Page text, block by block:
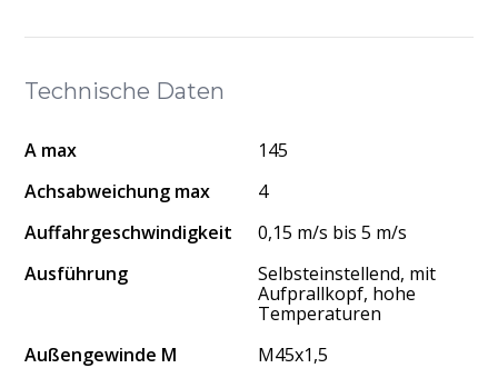
Technische Daten
A max
145
Achsabweichung max
4
Auffahrgeschwindigkeit
0,15 m/s bis 5 m/s
Ausführung
Selbsteinstellend, mit
Aufprallkopf, hohe
Temperaturen
Außengewinde M
M45x1,5